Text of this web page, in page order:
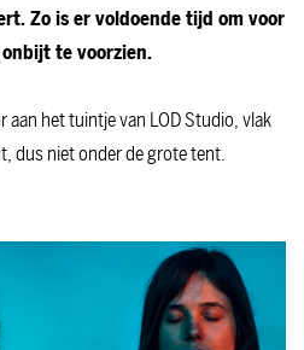
Zo is er voldoende tijd om voor
te voorzien.
aan het tuintje van LOD Studio, vlak
dus niet onder de grote tent.